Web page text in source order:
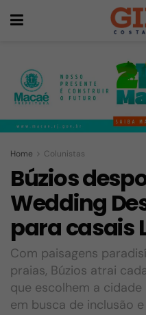
Home Colunistas
Búzios
Wedding
para casais
Com paisagens
praias, Búzios atrai
que escolhem a
em busca de inclusão